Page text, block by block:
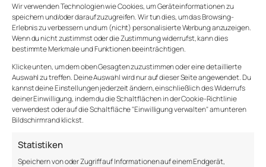
Wir verwenden Technologien wie Cookies, um Geräteinformationen zu
speichern und/oder darauf zuzugreifen. Wir tun dies, um das Browsing-
Erlebnis zu verbessern und um (nicht) personalisierte Werbung anzuzeigen.
Wenn du nicht zustimmst oder die Zustimmung widerrufst, kann dies
bestimmte Merkmale und Funktionen beeinträchtigen.
Klicke unten, um dem oben Gesagten zuzustimmen oder eine detaillierte
Auswahl zu treffen. Deine Auswahl wird nur auf dieser Seite angewendet. Du
kannst deine Einstellungen jederzeit ändern, einschließlich des Widerrufs
deiner Einwilligung, indem du die Schaltflächen in der Cookie-Richtlinie
verwendest oder auf die Schaltfläche "Einwilligung verwalten" am unteren
Bildschirmrand klickst.
Statistiken
Speichern von oder Zugriff auf Informationen auf einem Endgerät,
Zeit für Erholung – The Hour
of Power
Wir brauchen Zeit für uns selbst. Um uns zu
aktivieren, inspirieren und zu motivieren. Um